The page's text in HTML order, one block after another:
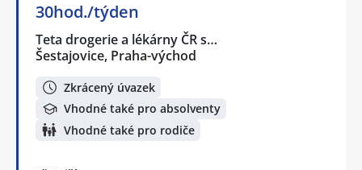
30hod./týden
Teta drogerie a lékárny ČR s…
Šestajovice, Praha-východ
Zkrácený úvazek
Vhodné také pro absolventy
Vhodné také pro rodiče